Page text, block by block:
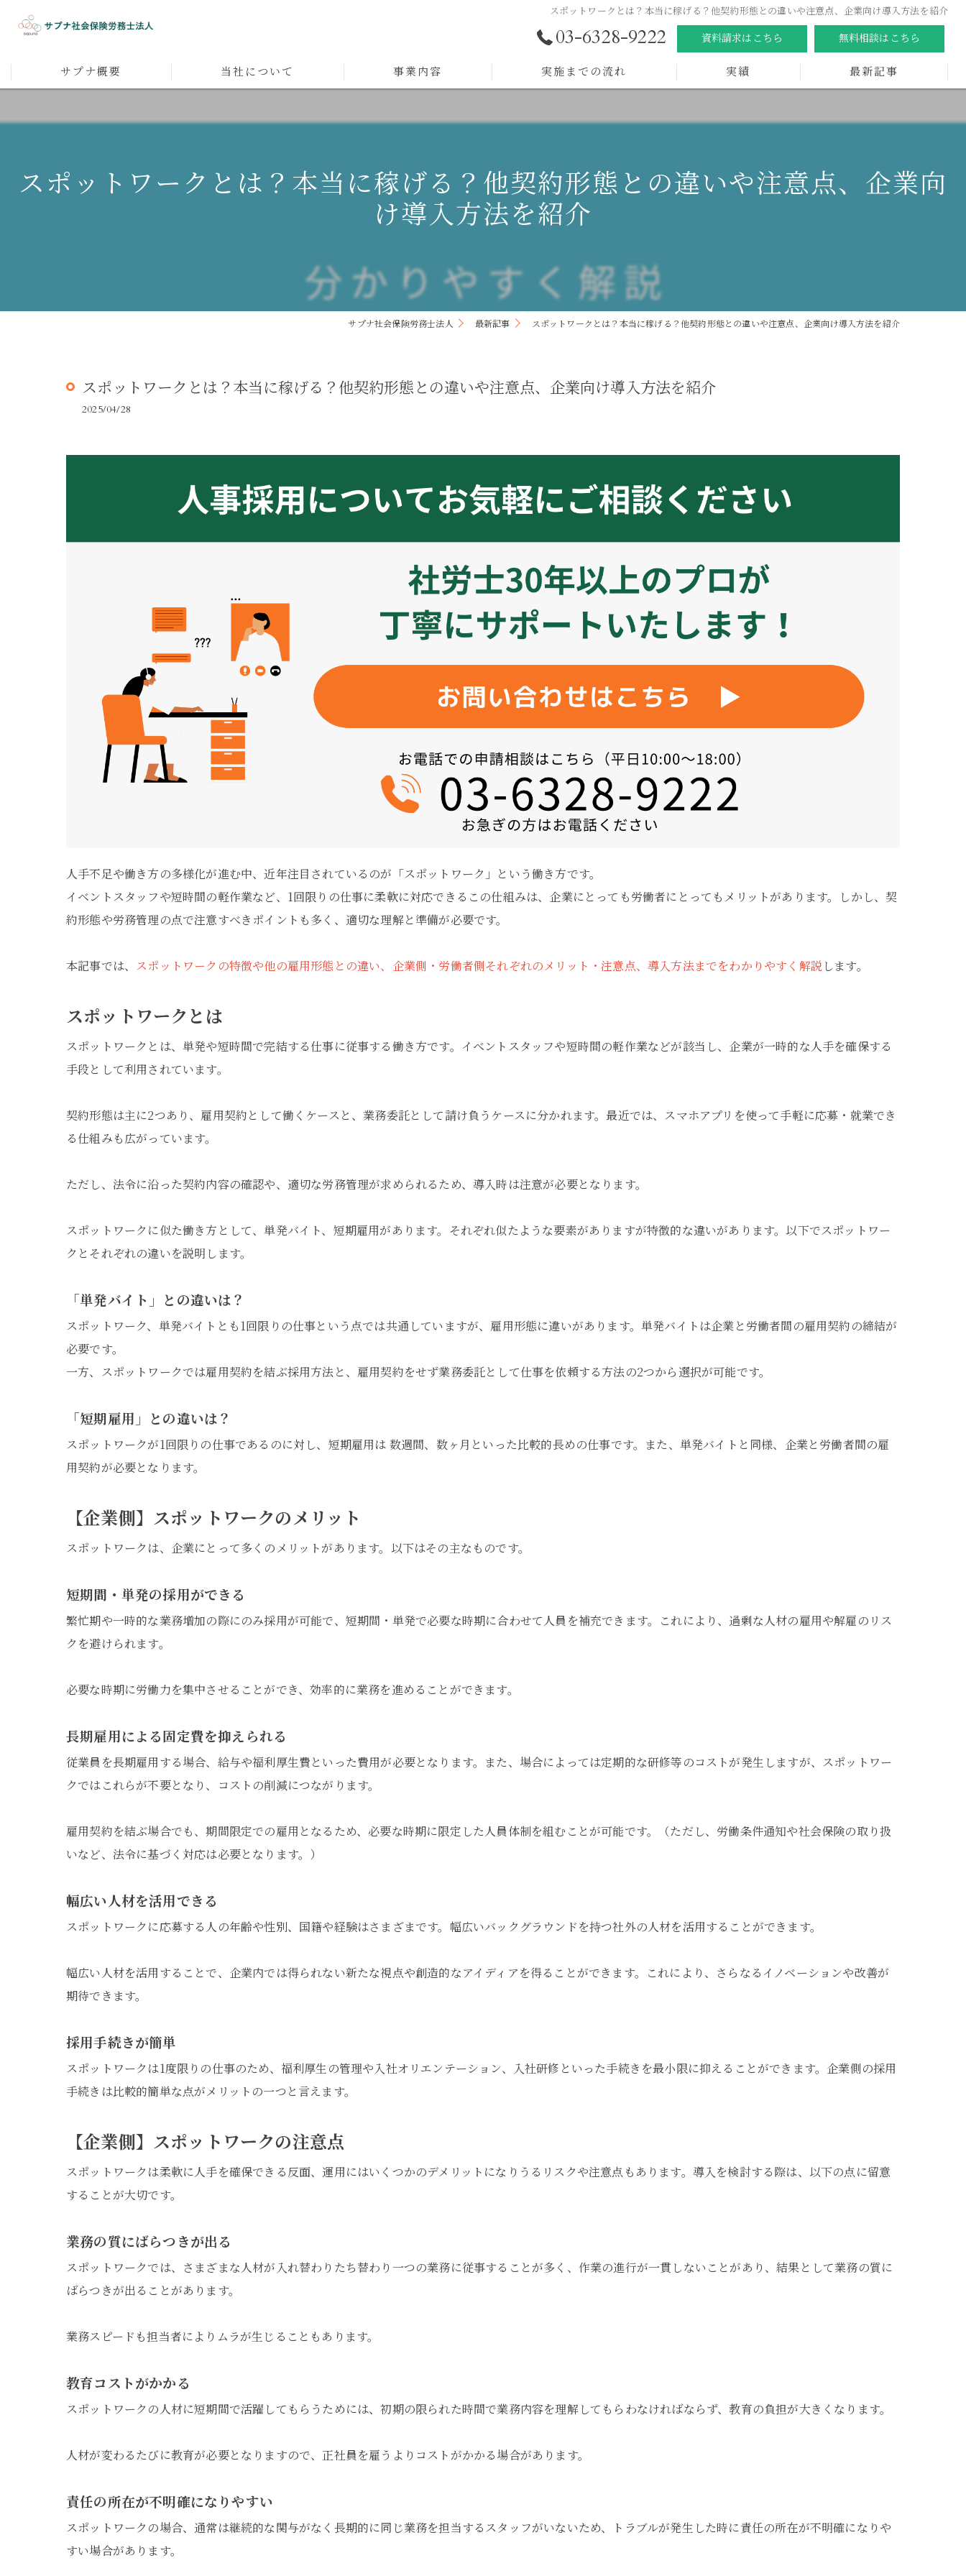
スポットワークとは？本当に稼げる？他契約形態との違いや注意点、企業向け導入方法を紹介
03-6328-9222 資料請求はこちら 無料相談はこちら
サプナ概要
代表者メッセージ
当社について
人材育成
人事企画
事業内容
助成金サポート
採用戦略
人事制度構築
組織開発
キャリアコンサルティング
実施までの流れ 実績 最新記事
スポットワークとは？本当に稼げる？他契約形態との違いや注意点、企業向
け導入方法を紹介
サプナ社会保険労務士法人 最新記事 スポットワークとは？本当に稼げる？他契約形態との違いや注意点、企業向け導入方法を紹介
スポットワークとは？本当に稼げる？他契約形態との違いや注意点、企業向け導入方法を紹介
2025/04/28
人手不足や働き方の多様化が進む中、近年注目されているのが「スポットワーク」という働き方です。
イベントスタッフや短時間の軽作業など、1回限りの仕事に柔軟に対応できるこの仕組みは、企業にとっても労働者にとってもメリットがあります。しかし、契
約形態や労務管理の点で注意すべきポイントも多く、適切な理解と準備が必要です。
本記事では、 スポットワークの特徴や他の雇用形態との違い、企業側・労働者側それぞれのメリット・注意点、導入方法までをわかりやすく解説 します。
スポットワークとは
スポットワークとは、単発や短時間で完結する仕事に従事する働き方です。イベントスタッフや短時間の軽作業などが該当し、企業が一時的な人手を確保する
手段として利用されています。
契約形態は主に2つあり、雇用契約として働くケースと、業務委託として請け負うケースに分かれます。最近では、スマホアプリを使って手軽に応募・就業でき
る仕組みも広がっています。
ただし、法令に沿った契約内容の確認や、適切な労務管理が求められるため、導入時は注意が必要となります。
スポットワークに似た働き方として、単発バイト、短期雇用があります。それぞれ似たような要素がありますが特徴的な違いがあります。以下でスポットワー
クとそれぞれの違いを説明します。
「単発バイト」との違いは？
スポットワーク、単発バイトとも1回限りの仕事という点では共通していますが、雇用形態に違いがあります。単発バイトは企業と労働者間の雇用契約の締結が
必要です。
一方、スポットワークでは雇用契約を結ぶ採用方法と、雇用契約をせず業務委託として仕事を依頼する方法の2つから選択が可能です。
「短期雇用」との違いは？
スポットワークが1回限りの仕事であるのに対し、短期雇用は 数週間、数ヶ月といった比較的長めの仕事です。また、単発バイトと同様、企業と労働者間の雇
用契約が必要となります。
【企業側】スポットワークのメリット
スポットワークは、企業にとって多くのメリットがあります。以下はその主なものです。
短期間・単発の採用ができる
繁忙期や一時的な業務増加の際にのみ採用が可能で、短期間・単発で必要な時期に合わせて人員を補充できます。これにより、過剰な人材の雇用や解雇のリス
クを避けられます。
必要な時期に労働力を集中させることができ、効率的に業務を進めることができます。
長期雇用による固定費を抑えられる
従業員を長期雇用する場合、給与や福利厚生費といった費用が必要となります。また、場合によっては定期的な研修等のコストが発生しますが、スポットワー
クではこれらが不要となり、コストの削減につながります。
雇用契約を結ぶ場合でも、期間限定での雇用となるため、必要な時期に限定した人員体制を組むことが可能です。（ただし、労働条件通知や社会保険の取り扱
いなど、法令に基づく対応は必要となります。）
幅広い人材を活用できる
スポットワークに応募する人の年齢や性別、国籍や経験はさまざまです。幅広いバックグラウンドを持つ社外の人材を活用することができます。
幅広い人材を活用することで、企業内では得られない新たな視点や創造的なアイディアを得ることができます。これにより、さらなるイノベーションや改善が
期待できます。
採用手続きが簡単
スポットワークは1度限りの仕事のため、福利厚生の管理や入社オリエンテーション、入社研修といった手続きを最小限に抑えることができます。企業側の採用
手続きは比較的簡単な点がメリットの一つと言えます。
【企業側】スポットワークの注意点
スポットワークは柔軟に人手を確保できる反面、運用にはいくつかのデメリットになりうるリスクや注意点もあります。導入を検討する際は、以下の点に留意
することが大切です。
業務の質にばらつきが出る
スポットワークでは、さまざまな人材が入れ替わりたち替わり一つの業務に従事することが多く、作業の進行が一貫しないことがあり、結果として業務の質に
ばらつきが出ることがあります。
業務スピードも担当者によりムラが生じることもあります。
教育コストがかかる
スポットワークの人材に短期間で活躍してもらうためには、初期の限られた時間で業務内容を理解してもらわなければならず、教育の負担が大きくなります。
人材が変わるたびに教育が必要となりますので、正社員を雇うよりコストがかかる場合があります。
責任の所在が不明確になりやすい
スポットワークの場合、通常は継続的な関与がなく長期的に同じ業務を担当するスタッフがいないため、トラブルが発生した時に責任の所在が不明確になりや
すい場合があります。